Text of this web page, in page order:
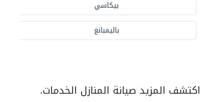
بيكاسي
باليمبانغ
اكتشف المزيد صيانة المنازل الخدمات.